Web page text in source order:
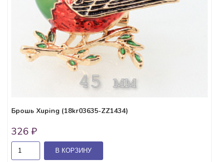
Брошь Xuping (18kr03635-ZZ1434)
326 ₽
В КОРЗИНУ